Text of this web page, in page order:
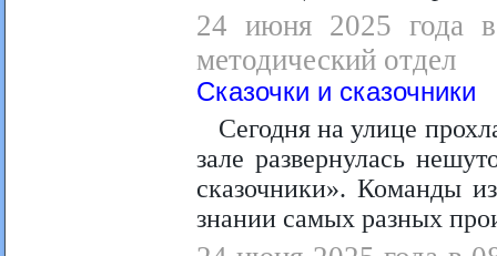
24 июня 2025 года в
методический отдел
Сказочки и сказочники
Сегодня на улице
зале развернулась
сказочники». Команды
знании самых разных